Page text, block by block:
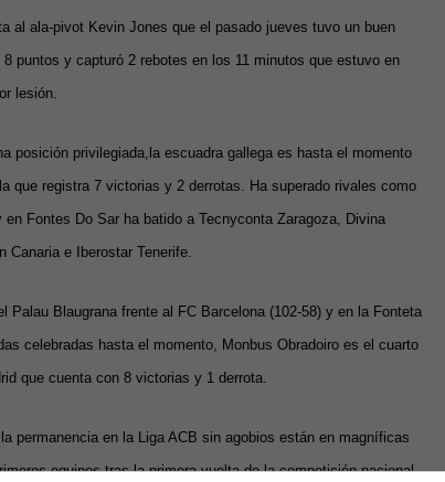
al ala-pivot Kevin Jones que el pasado jueves tuvo un buen
puntos y capturó 2 rebotes en los 11 minutos que estuvo en
lesión.
posición privilegiada,la escuadra gallega es hasta el momento
que registra 7 victorias y 2 derrotas. Ha superado rivales como
Fontes Do Sar ha batido a Tecnyconta Zaragoza, Divina
e Iberostar Tenerife.
Palau Blaugrana frente al FC Barcelona (102-58) y en la Fonteta
celebradas hasta el momento, Monbus Obradoiro es el cuarto
que cuenta con 8 victorias y 1 derrota.
permanencia en la Liga ACB sin agobios están en magníficas
equipos tras la primera vuelta de la competición nacional